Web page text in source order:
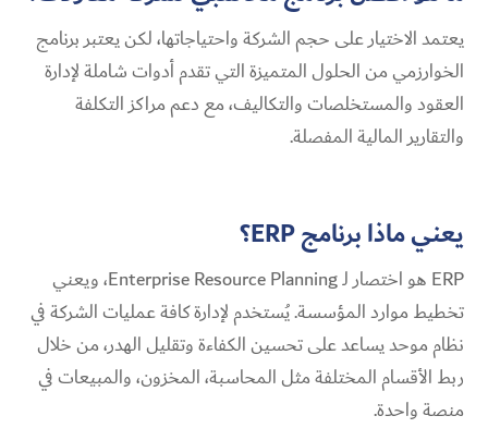
يعتمد الاختيار على حجم الشركة واحتياجاتها، لكن يعتبر برنامج
الخوارزمي من الحلول المتميزة التي تقدم أدوات شاملة لإدارة
العقود والمستخلصات والتكاليف، مع دعم مراكز التكلفة
والتقارير المالية المفصلة.
يعني ماذا برنامج ERP؟
ERP هو اختصار لـ Enterprise Resource Planning، ويعني
تخطيط موارد المؤسسة. يُستخدم لإدارة كافة عمليات الشركة في
نظام موحد يساعد على تحسين الكفاءة وتقليل الهدر، من خلال
ربط الأقسام المختلفة مثل المحاسبة، المخزون، والمبيعات في
منصة واحدة.